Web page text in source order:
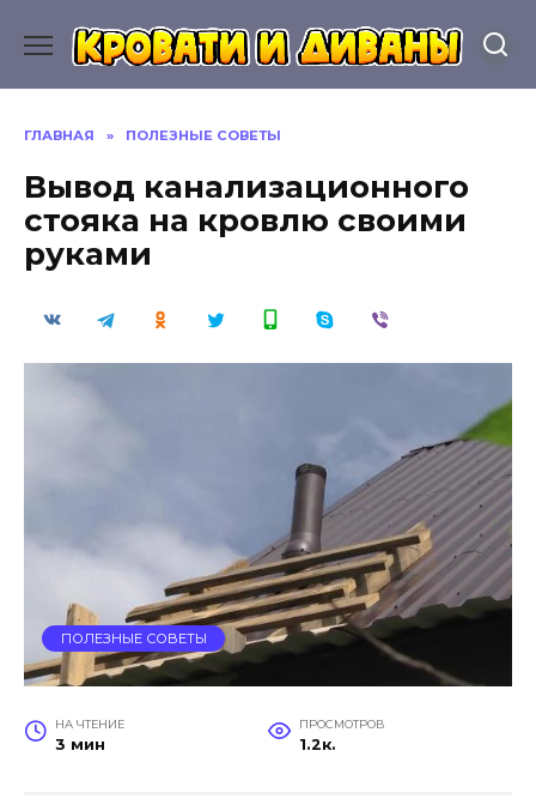
содержанию
ГЛАВНАЯ » ПОЛЕЗНЫЕ СОВЕТЫ
Вывод канализационного
стояка на кровлю своими
руками
ПОЛЕЗНЫЕ СОВЕТЫ
НА ЧТЕНИЕ
3 мин
ПРОСМОТРОВ
1.2к.